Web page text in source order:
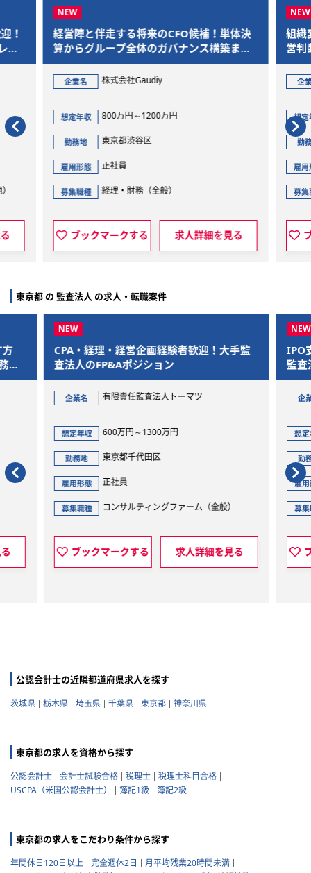
！
ー
経営陣と伴走する将来のCFO候補！単体決
算からグループ全体のガバナンス構築まで
を一気通貫で担当
企業名 株式会社Gaudiy
想定年収 800万円～1200万円
勤務地 東京都渋谷区
雇用形態 正社員
募集職種 経理・財務（全般）
ブックマークする 求人詳細を見る
組織
営判
企
想定
勤
雇用
募集
東京都 の 監査法人 の求人・転職案件
で
CPA・経理・経営企画経験者歓迎！大手監
査法人のFP&Aポジション
企業名 有限責任監査法人トーマツ
想定年収 600万円～1300万円
勤務地 東京都千代田区
雇用形態 正社員
募集職種 コンサルティングファーム（全般）
ブックマークする 求人詳細を見る
IPO
監査
企
想定
勤
雇用
募集
公認会計士の近隣都道府県求人を探す
茨城県 栃木県 埼玉県 千葉県 東京都 神奈川県
東京都の求人を資格から探す
公認会計士 会計士試験合格 税理士
税理士科目合格
USCPA（米国公認会計士）
簿記1級 簿記2級
東京都の求人をこだわり条件から探す
年間休日120日以上 完全週休2日
月平均残業20時間未満